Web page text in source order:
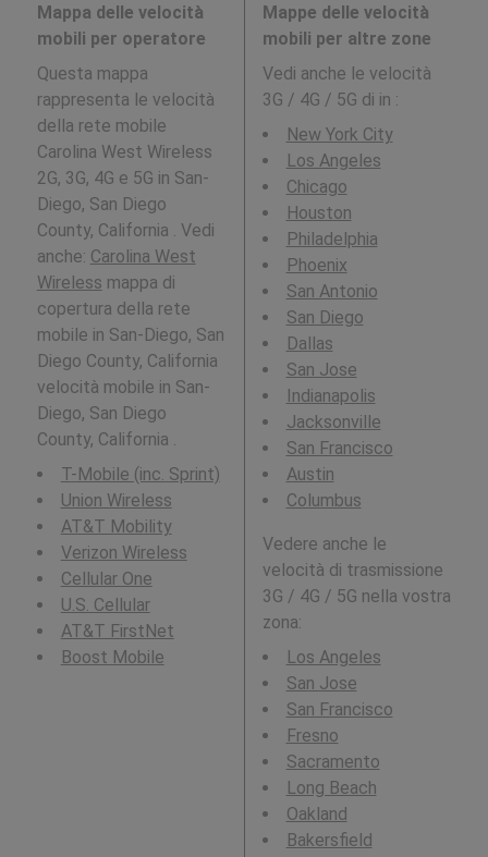
Mappa delle velocità
mobili per operatore
Questa mappa
rappresenta le velocità
della rete mobile
Carolina West Wireless
2G, 3G, 4G e 5G in San-
Diego, San Diego
County, California . Vedi
anche: Carolina West
Wireless mappa di
copertura della rete
mobile in San-Diego, San
Diego County, California
velocità mobile in San-
Diego, San Diego
County, California .
T-Mobile (inc. Sprint)
Union Wireless
AT&T Mobility
Verizon Wireless
Cellular One
U.S. Cellular
AT&T FirstNet
Boost Mobile
Mappe delle velocità
mobili per altre zone
Vedi anche le velocità
3G / 4G / 5G di in :
New York City
Los Angeles
Chicago
Houston
Philadelphia
Phoenix
San Antonio
San Diego
Dallas
San Jose
Indianapolis
Jacksonville
San Francisco
Austin
Columbus
Vedere anche le
velocità di trasmissione
3G / 4G / 5G nella vostra
zona:
Los Angeles
San Jose
San Francisco
Fresno
Sacramento
Long Beach
Oakland
Bakersfield